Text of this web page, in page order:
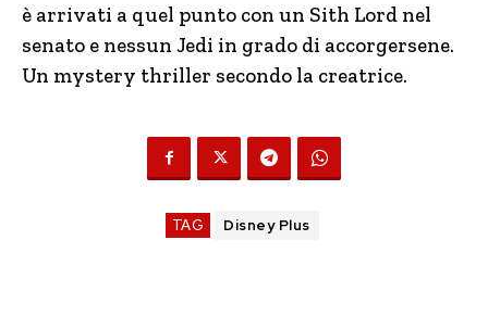
è arrivati a quel punto con un Sith Lord nel
senato e nessun Jedi in grado di accorgersene.
Un mystery thriller secondo la creatrice.
TAG Disney Plus